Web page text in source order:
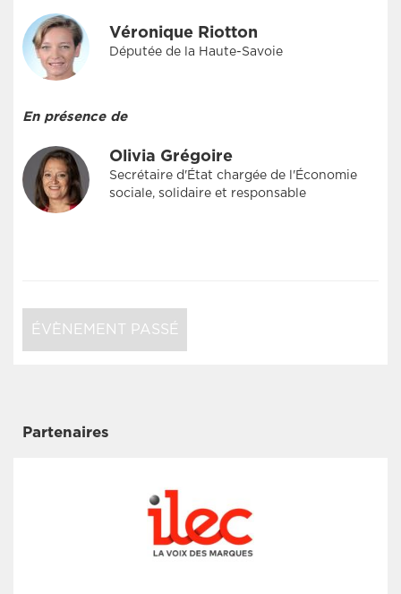
Véronique Riotton
Députée de la Haute-Savoie
En présence de
Olivia Grégoire
Secrétaire d'État chargée de l'Économie
sociale, solidaire et responsable
ÉVÈNEMENT PASSÉ
Partenaires